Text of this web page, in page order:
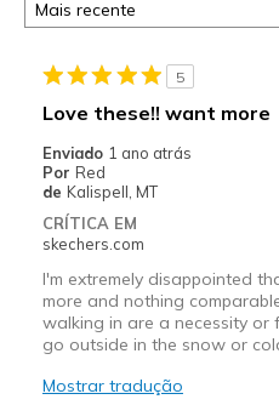
5
Love these!! want more
Enviado 1 ano atrás
Por Red
de Kalispell, MT
CRÍTICA EM
skechers.com
I'm extremely disappointed
more and nothing
walking in are a necessity
go outside in the snow or
Mostrar tradução